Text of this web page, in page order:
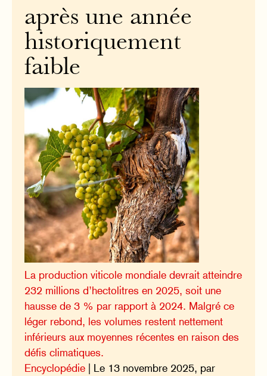
après une année
historiquement
faible
La production viticole mondiale devrait atteindre
232 millions d’hectolitres en 2025, soit une
hausse de 3 % par rapport à 2024. Malgré ce
léger rebond, les volumes restent nettement
inférieurs aux moyennes récentes en raison des
défis climatiques.
Encyclopédie | Le 13 novembre 2025, par